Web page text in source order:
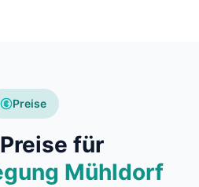
Preise
für
Mühldorf